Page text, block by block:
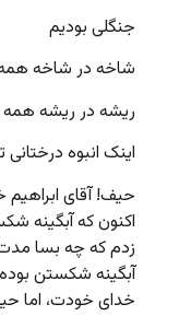
جنگلی بودیم
شاخه در شاخه
ریشه در ریشه همه
اینک انبوه درختانی
حیف! آقای ابراهیم
اکنون که آبگینه
زدم که چه بسا
آبگینه شکستن
خدای خودت، اما